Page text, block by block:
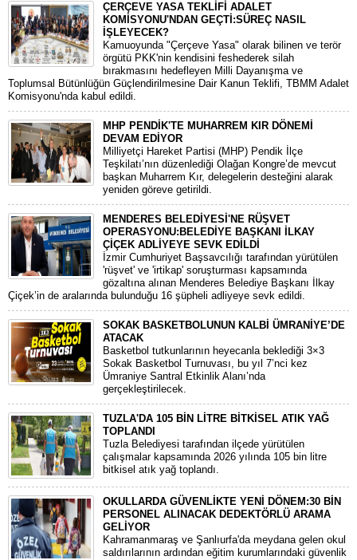
ÇERÇEVE YASA TEKLİFİ ADALET
KOMİSYONU'NDAN GEÇTİ:SÜREÇ NASIL
İŞLEYECEK?
​Kamuoyunda "Çerçeve Yasa" olarak bilinen ve terör
örgütü PKK'nin kendisini feshederek silah
bırakmasını hedefleyen Milli Dayanışma ve
Toplumsal Bütünlüğün Güçlendirilmesine Dair Kanun Teklifi, TBMM Adalet
Komisyonu'nda kabul edildi.
MHP PENDİK'TE MUHARREM KIR DÖNEMİ
DEVAM EDİYOR
​Milliyetçi Hareket Partisi (MHP) Pendik İlçe
Teşkilatı’nın düzenlediği Olağan Kongre’de mevcut
başkan Muharrem Kır, delegelerin desteğini alarak
yeniden göreve getirildi.
MENDERES BELEDİYESİ'NE RÜŞVET
OPERASYONU:BELEDİYE BAŞKANI İLKAY
ÇİÇEK ADLİYEYE SEVK EDİLDİ
​İzmir Cumhuriyet Başsavcılığı tarafından yürütülen
'rüşvet' ve 'irtikap' soruşturması kapsamında
gözaltına alınan Menderes Belediye Başkanı İlkay
Çiçek’in de aralarında bulunduğu 16 şüpheli adliyeye sevk edildi.
SOKAK BASKETBOLUNUN KALBİ ÜMRANİYE’DE
ATACAK
Basketbol tutkunlarının heyecanla beklediği 3×3
Sokak Basketbol Turnuvası, bu yıl 7’nci kez
Ümraniye Santral Etkinlik Alanı’nda
gerçekleştirilecek.
TUZLA'DA 105 BİN LİTRE BİTKİSEL ATIK YAĞ
TOPLANDI
Tuzla Belediyesi tarafından ilçede yürütülen
çalışmalar kapsamında 2026 yılında 105 bin litre
bitkisel atık yağ toplandı.
OKULLARDA GÜVENLİKTE YENİ DÖNEM:30 BİN
PERSONEL ALINACAK DEDEKTÖRLÜ ARAMA
GELİYOR
​Kahramanmaraş ve Şanlıurfa'da meydana gelen okul
saldırılarının ardından eğitim kurumlarındaki güvenlik